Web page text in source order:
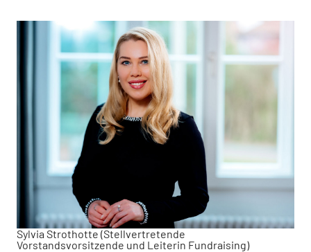
Sylvia Strothotte (Stellvertretende
Vorstandsvorsitzende und Leiterin Fundraising)